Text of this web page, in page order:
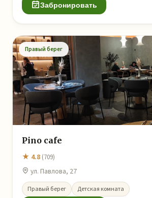
Забронировать
Правый берег
Pino cafe
★ 4.8 (709)
ул. Павлова, 27
Правый берег Детская комната